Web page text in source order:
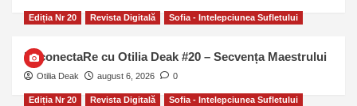
Ediția Nr 20 Revista Digitală Sofia - Intelepciunea Sufletului
ReconectaRe cu Otilia Deak #20 – Secvența Maestrului
Otilia Deak august 6, 2026 0
Ediția Nr 20 Revista Digitală Sofia - Intelepciunea Sufletului